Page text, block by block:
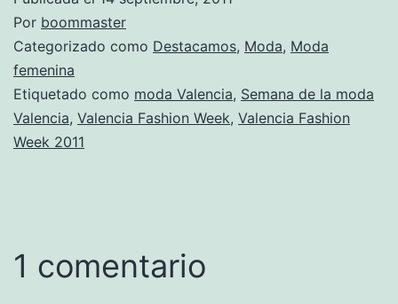
Por boommaster
Categorizado como Destacamos, Moda, Moda
femenina
Etiquetado como moda Valencia, Semana de la moda
Valencia, Valencia Fashion Week, Valencia Fashion
Week 2011
1 comentario